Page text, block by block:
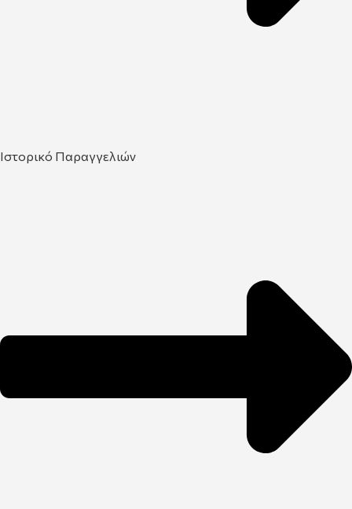
Ιστορικό Παραγγελιών